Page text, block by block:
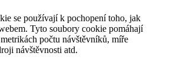
se používají k pochopení toho, jak
Tyto soubory cookie pomáhají
počtu návštěvníků, míře
návštěvnosti atd.